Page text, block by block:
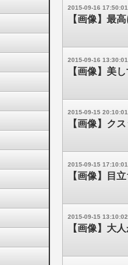
2015-09-16 17:50:01
【画像】最
2015-09-16 13:30:01
【画像】美
2015-09-15 20:10:01
【画像】ク
2015-09-15 17:10:01
【画像】目
2015-09-15 13:10:02
【画像】大